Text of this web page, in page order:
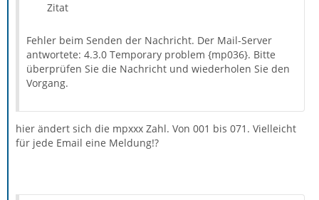
Zitat
Fehler beim Senden der Nachricht. Der Mail-Server
antwortete: 4.3.0 Temporary problem {mp036}. Bitte
überprüfen Sie die Nachricht und wiederholen Sie den
Vorgang.
hier ändert sich die mpxxx Zahl. Von 001 bis 071. Vielleicht
für jede Email eine Meldung!?